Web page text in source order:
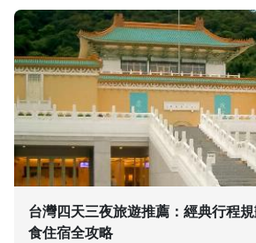
台灣四天三夜旅遊推薦：經典行程
食住宿全攻略